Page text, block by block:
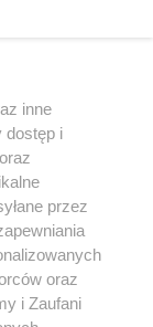
i
sposób (w
polu
w
użycie lub
prawa,
kary i może być
inne
dostęp i
przez
oraz
i Zaufani